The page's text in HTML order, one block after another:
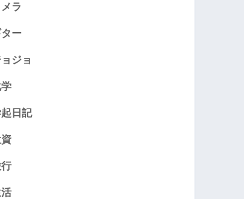
ラ
ー
ジョ
日記